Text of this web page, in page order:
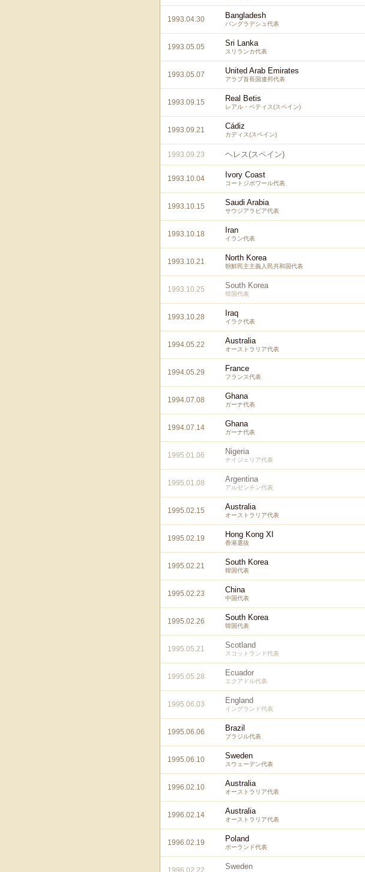
1993.04.30 Bangladesh
バングラデシュ代表
1993.05.05 Sri Lanka
スリランカ代表
1993.05.07 United Arab Emirates
アラブ首長国連邦代表
1993.09.15 Real Betis
レアル・ベティス(スペイン)
1993.09.21 Cádiz
カディス(スペイン)
1993.09.23 ヘレス(スペイン)
1993.10.04 Ivory Coast
コートジボワール代表
1993.10.15 Saudi Arabia
サウジアラビア代表
1993.10.18 Iran
イラン代表
1993.10.21 North Korea
朝鮮民主主義人民共和国代表
1993.10.25 South Korea
韓国代表
1993.10.28 Iraq
イラク代表
1994.05.22 Australia
オーストラリア代表
1994.05.29 France
フランス代表
1994.07.08 Ghana
ガーナ代表
1994.07.14 Ghana
ガーナ代表
1995.01.06 Nigeria
ナイジェリア代表
1995.01.08 Argentina
アルゼンチン代表
1995.02.15 Australia
オーストラリア代表
1995.02.19 Hong Kong XI
香港選抜
1995.02.21 South Korea
韓国代表
1995.02.23 China
中国代表
1995.02.26 South Korea
韓国代表
1995.05.21 Scotland
スコットランド代表
1995.05.28 Ecuador
エクアドル代表
1995.06.03 England
イングランド代表
1995.06.06 Brazil
ブラジル代表
1995.06.10 Sweden
スウェーデン代表
1996.02.10 Australia
オーストラリア代表
1996.02.14 Australia
オーストラリア代表
1996.02.19 Poland
ポーランド代表
1996.02.22 Sweden